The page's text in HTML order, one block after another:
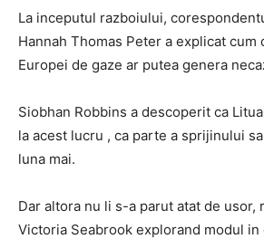
La inceputul razboiului,
Hannah Thomas Peter a explicat cum
Europei de gaze ar putea genera
Siobhan Robbins a descoperit ca
la acest lucru , ca parte a sprijinului
luna mai.
Dar altora nu li s-a parut atat de
Victoria Seabrook explorand modul in